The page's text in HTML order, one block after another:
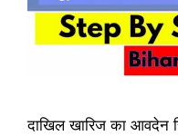
दाखिल खारिज का आवदेन